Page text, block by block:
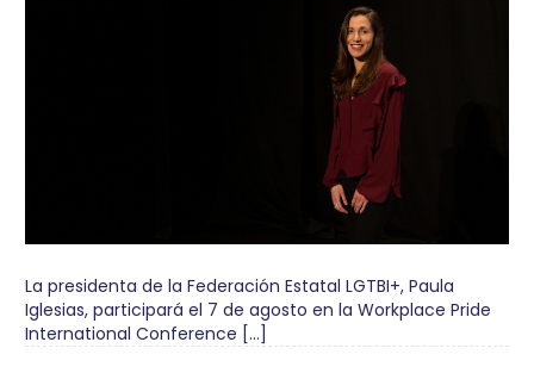
La presidenta de la Federación Estatal LGTBI+, Paula
Iglesias, participará el 7 de agosto en la Workplace Pride
International Conference […]